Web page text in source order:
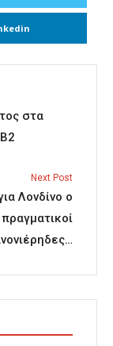
στα
Next Post
Λονδίνο ο
πραγματικοί